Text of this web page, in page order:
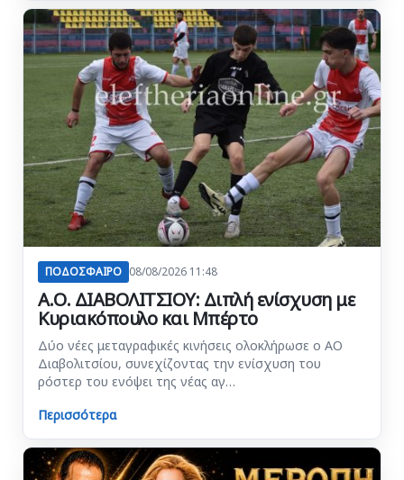
ΠΟΔΟΣΦΑΙΡΟ 08/08/2026 11:48
Α.Ο. ΔΙΑΒΟΛΙΤΣΙΟΥ: Διπλή ενίσχυση με
Κυριακόπουλο και Μπέρτο
Δύο νέες μεταγραφικές κινήσεις ολοκλήρωσε ο ΑΟ
Διαβολιτσίου, συνεχίζοντας την ενίσχυση του
ρόστερ του ενόψει της νέας αγ…
Περισσότερα